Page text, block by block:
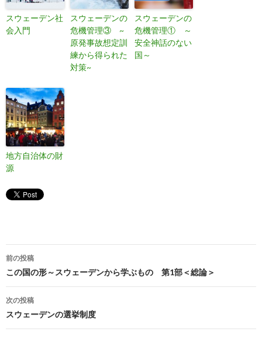
スウェーデン社
会入門
スウェーデンの
危機管理③ ~
原発事故想定訓
練から得られた
対策~
スウェーデンの
危機管理① ～
安全神話のない
国～
地方自治体の財
源
投稿ナビゲーション
前の投稿
この国の形～スウェーデンから学ぶもの 第1部＜総論＞
次の投稿
スウェーデンの選挙制度